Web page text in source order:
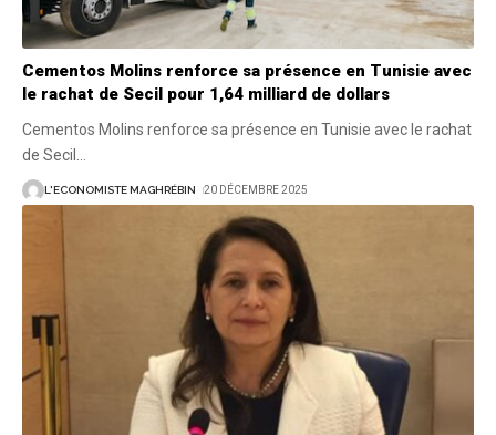
Cementos Molins renforce sa présence en Tunisie avec
le rachat de Secil pour 1,64 milliard de dollars
Cementos Molins renforce sa présence en Tunisie avec le rachat
de Secil
L'ECONOMISTE MAGHRÉBIN 20 DÉCEMBRE 2025